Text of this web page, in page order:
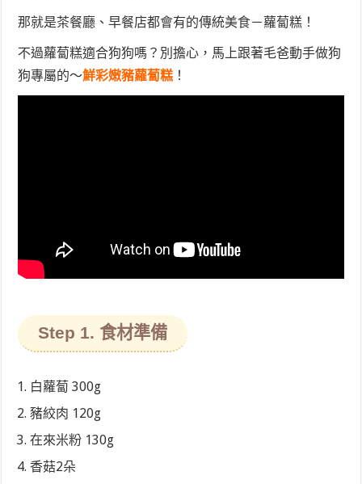
那就是茶餐廳、早餐店都會有的傳統美食－蘿蔔糕！
不過蘿蔔糕適合狗狗嗎？別擔心，馬上跟著毛爸動手做狗
狗專屬的～鮮彩嫩豬蘿蔔糕 ！
Step 1. 食材準備
白蘿蔔 300g
豬絞肉 120g
在來米粉 130g
香菇2朵